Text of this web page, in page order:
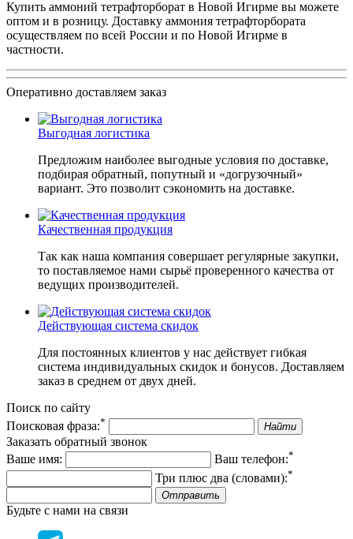
Купить аммоний тетрафторборат в Новой Игирме вы можете
оптом и в розницу. Доставку аммония тетрафторбората
осуществляем по всей России и по Новой Игирме в
частности.
Оперативно доставляем заказ
Выгодная логистика
Предложим наиболее выгодные условия по доставке,
подбирая обратный, попутный и «догрузочный»
вариант. Это позволит сэкономить на доставке.
Качественная продукция
Так как наша компания совершает регулярные закупки,
то поставляемое нами сырьё проверенного качества от
ведущих производителей.
Действующая система скидок
Для постоянных клиентов у нас действует гибкая
система индивидуальных скидок и бонусов. Доставляем
заказ в среднем от двух дней.
Поиск по сайту
Поисковая фраза:* Найти
Заказать обратный звонок
Ваше имя:
Ваш телефон:*
Три плюс два (словами):*
Отправить
Будьте с нами на связи